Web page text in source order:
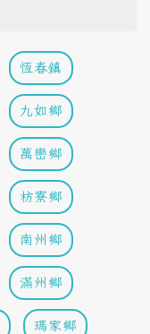
恆春鎮
九如鄉
萬巒鄉
枋寮鄉
南州鄉
滿州鄉
瑪家鄉